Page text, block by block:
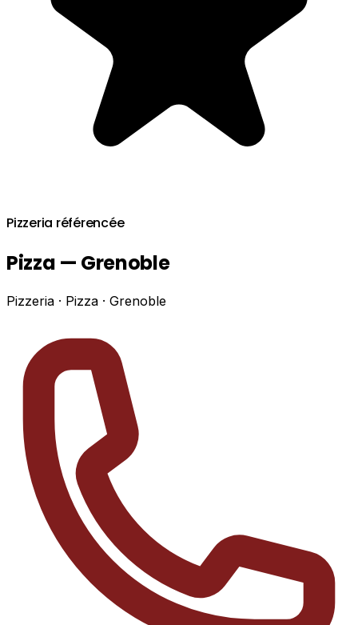
Pizzeria référencée
Pizza — Grenoble
Pizzeria · Pizza · Grenoble